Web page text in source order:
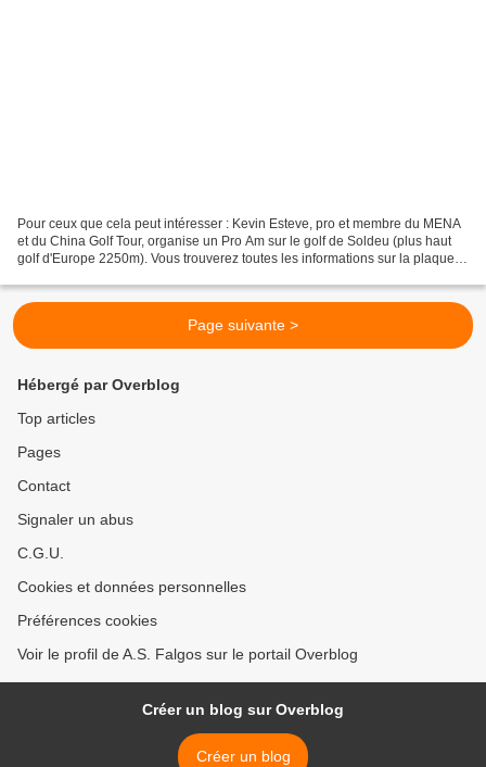
Pour ceux que cela peut intéresser : Kevin Esteve, pro et membre du MENA
et du China Golf Tour, organise un Pro Am sur le golf de Soldeu (plus haut
golf d'Europe 2250m). Vous trouverez toutes les informations sur la plaquette
Page suivante >
Hébergé par Overblog
Top articles
Pages
Contact
Signaler un abus
C.G.U.
Cookies et données personnelles
Préférences cookies
Voir le profil de A.S. Falgos sur le portail Overblog
Créer un blog sur Overblog
Créer un blog